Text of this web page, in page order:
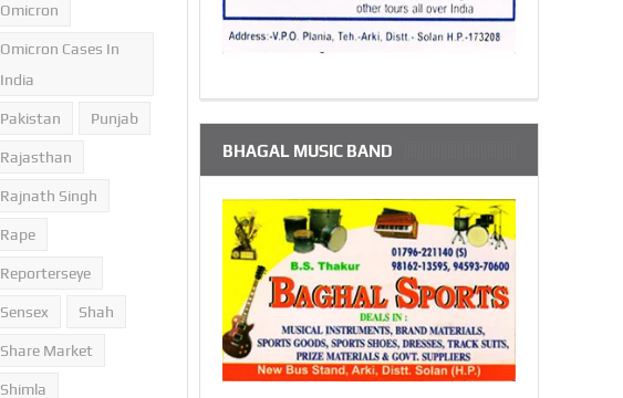
Omicron
Omicron Cases In
India
Pakistan Punjab
Rajasthan
Rajnath Singh
Rape
Reporterseye
Sensex Shah
Share Market
Shimla
BHAGAL MUSIC BAND